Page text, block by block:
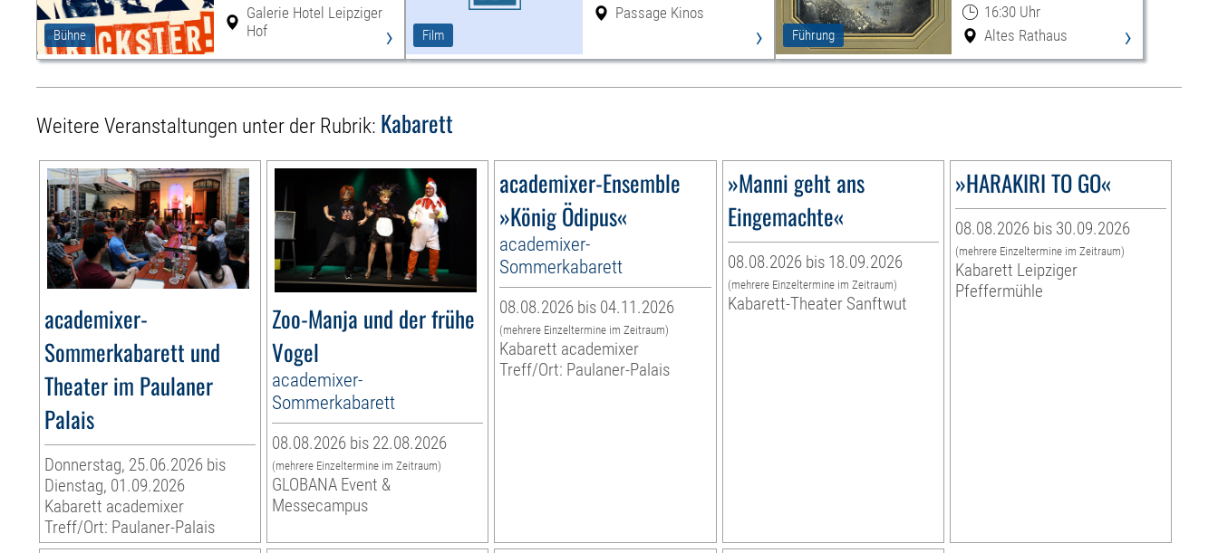
Bühne
Galerie Hotel Leipziger
Hof
› Film
Passage Kinos
› Führung
16:30 Uhr
Altes Rathaus
›
Weitere Veranstaltungen unter der Rubrik: Kabarett
academixer-
Sommerkabarett und
Theater im Paulaner
Palais
Donnerstag, 25.06.2026 bis
Dienstag, 01.09.2026
Kabarett academixer
Treff/Ort: Paulaner-Palais
Zoo-Manja und der frühe
Vogel
academixer-
Sommerkabarett
08.08.2026 bis 22.08.2026
(mehrere Einzeltermine im Zeitraum)
GLOBANA Event &
Messecampus
academixer-Ensemble
»König Ödipus«
academixer-
Sommerkabarett
08.08.2026 bis 04.11.2026
(mehrere Einzeltermine im Zeitraum)
Kabarett academixer
Treff/Ort: Paulaner-Palais
»Manni geht ans
Eingemachte«
08.08.2026 bis 18.09.2026
(mehrere Einzeltermine im Zeitraum)
Kabarett-Theater Sanftwut
»HARAKIRI TO GO«
08.08.2026 bis 30.09.2026
(mehrere Einzeltermine im Zeitraum)
Kabarett Leipziger
Pfeffermühle